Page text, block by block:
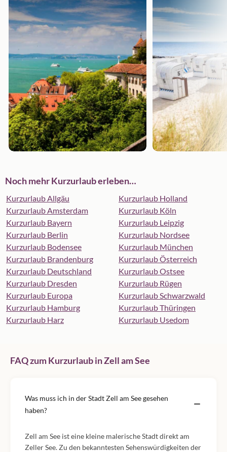
Noch mehr Kurzurlaub erleben…
Kurzurlaub Allgäu
Kurzurlaub Amsterdam
Kurzurlaub Bayern
Kurzurlaub Berlin
Kurzurlaub Bodensee
Kurzurlaub Brandenburg
Kurzurlaub Deutschland
Kurzurlaub Dresden
Kurzurlaub Europa
Kurzurlaub Hamburg
Kurzurlaub Harz
Kurzurlaub Holland
Kurzurlaub Köln
Kurzurlaub Leipzig
Kurzurlaub Nordsee
Kurzurlaub München
Kurzurlaub Österreich
Kurzurlaub Ostsee
Kurzurlaub Rügen
Kurzurlaub Schwarzwald
Kurzurlaub Thüringen
Kurzurlaub Usedom
FAQ zum Kurzurlaub in Zell am See
Was muss ich in der Stadt Zell am See gesehen
haben?
Zell am See ist eine kleine malerische Stadt direkt am
Zeller See. Zu den bekanntesten Sehenswürdigkeiten der